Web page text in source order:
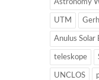
Astronomy
UTM
Anulus Solar
teleskope
UNCLOS